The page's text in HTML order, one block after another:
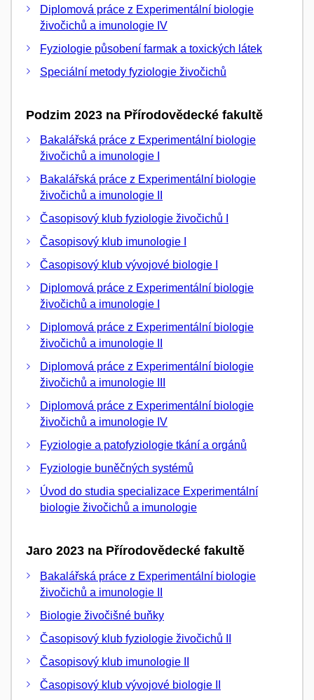
Diplomová práce z Experimentální biologie
živočichů a imunologie IV
Fyziologie působení farmak a toxických látek
Speciální metody fyziologie živočichů
Podzim 2023 na Přírodovědecké fakultě
Bakalářská práce z Experimentální biologie
živočichů a imunologie I
Bakalářská práce z Experimentální biologie
živočichů a imunologie II
Časopisový klub fyziologie živočichů I
Časopisový klub imunologie I
Časopisový klub vývojové biologie I
Diplomová práce z Experimentální biologie
živočichů a imunologie I
Diplomová práce z Experimentální biologie
živočichů a imunologie II
Diplomová práce z Experimentální biologie
živočichů a imunologie III
Diplomová práce z Experimentální biologie
živočichů a imunologie IV
Fyziologie a patofyziologie tkání a orgánů
Fyziologie buněčných systémů
Úvod do studia specializace Experimentální
biologie živočichů a imunologie
Jaro 2023 na Přírodovědecké fakultě
Bakalářská práce z Experimentální biologie
živočichů a imunologie II
Biologie živočišné buňky
Časopisový klub fyziologie živočichů II
Časopisový klub imunologie II
Časopisový klub vývojové biologie II